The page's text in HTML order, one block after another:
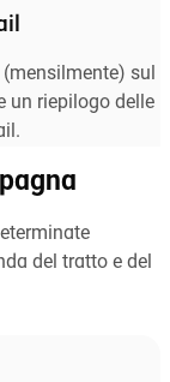
sul
un riepilogo delle
del tratto e del